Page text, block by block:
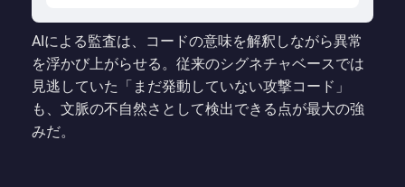
AIによる監査は、コードの意味を解釈しながら異常
を浮かび上がらせる。従来のシグネチャベースでは
見逃していた「まだ発動していない攻撃コード」
も、文脈の不自然さとして検出できる点が最大の強
みだ。